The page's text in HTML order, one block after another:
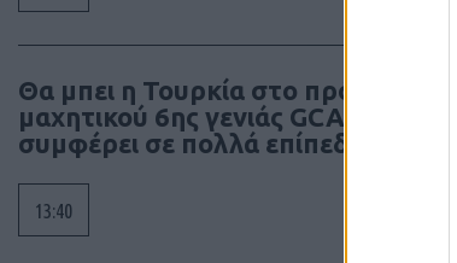
Θα μπει η Τουρκία στο πρόγραμμα
μαχητικού 6ης γενιάς GCAP; Γιατί τη
συμφέρει σε πολλά επίπεδα
13:40